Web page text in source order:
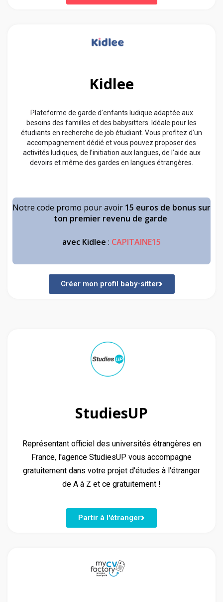
Kidlee
Plateforme de garde d’enfants ludique adaptée aux
besoins des familles et des babysitters. Idéale pour les
étudiants en recherche de job étudiant. Vous profitez d’un
accompagnement dédié et vous pouvez proposer des
activités ludiques, de l’initiation aux langues, de l’aide aux
devoirs et même des gardes en langues étrangères.
Notre code promo pour avoir 15 euros de bonus sur
ton premier revenu de garde
avec Kidlee : CAPITAINE15
Créer mon profil baby-sitter
StudiesUP
Représentant officiel des universités étrangères en
France, l'agence StudiesUP vous accompagne
gratuitement dans votre projet d'études à l'étranger
de A à Z et ce gratuitement !
Partir à l'étranger